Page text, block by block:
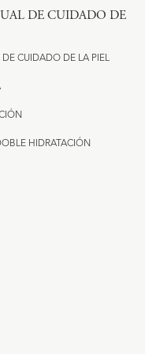
DE CUIDADO DE
DE CUIDADO DE LA PIEL
HIDRATACIÓN